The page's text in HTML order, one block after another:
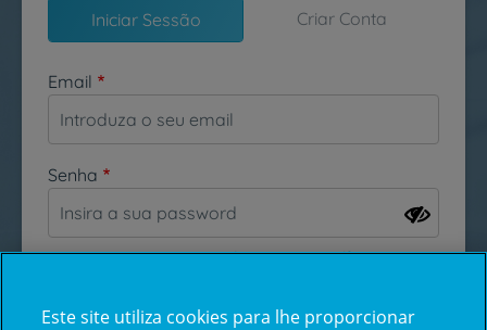
Iniciar Sessão Criar Conta
Email
Senha
Esqueceu-se da sua password?
Este site utiliza cookies para lhe proporcionar